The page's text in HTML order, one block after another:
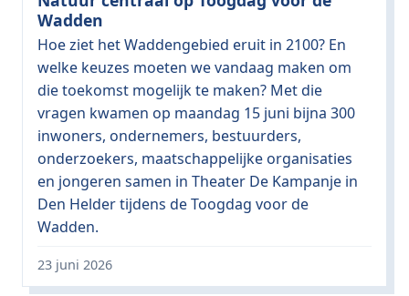
Wadden
Hoe ziet het Waddengebied eruit in 2100? En
welke keuzes moeten we vandaag maken om
die toekomst mogelijk te maken? Met die
vragen kwamen op maandag 15 juni bijna 300
inwoners, ondernemers, bestuurders,
onderzoekers, maatschappelijke organisaties
en jongeren samen in Theater De Kampanje in
Den Helder tijdens de Toogdag voor de
Wadden.
23 juni 2026